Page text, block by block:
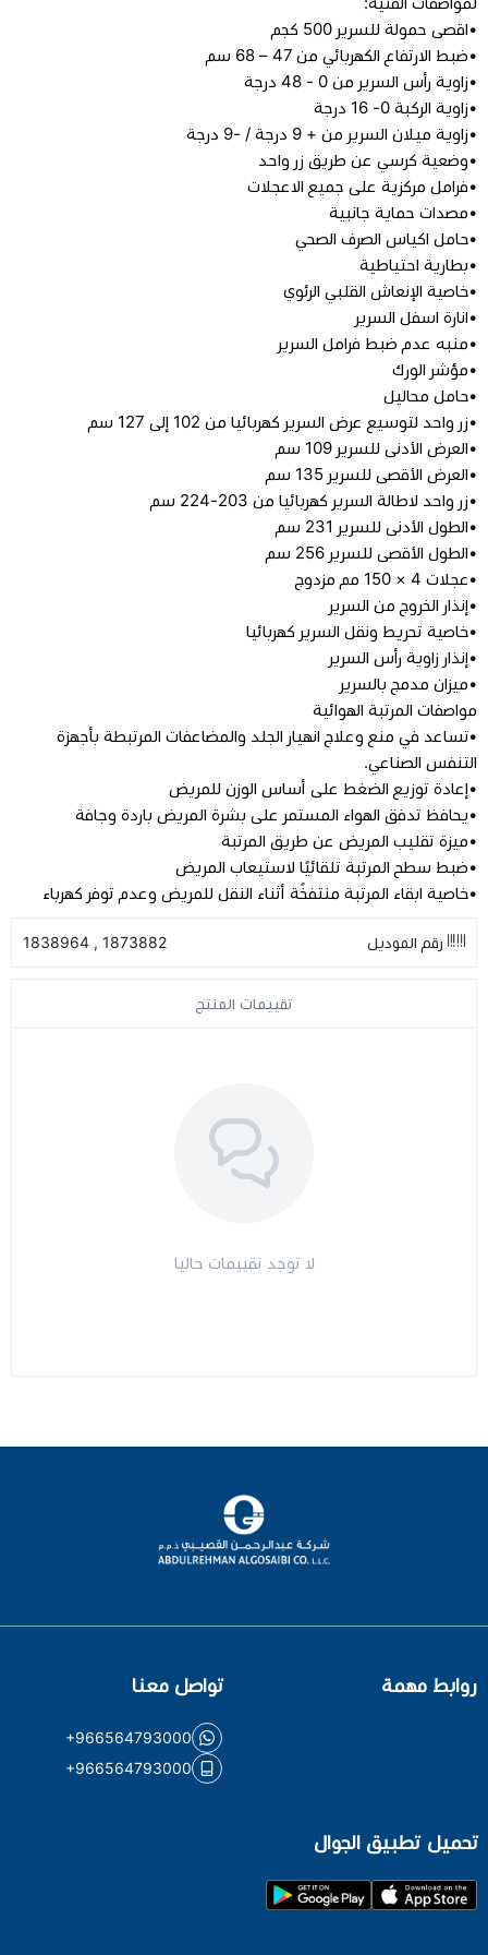
مراتب طبية
اجهزة السكر
اجهزة الضغط
اجهزة المؤشرات الحيوية
السماعات الطبية
الابر الطبية
•اقصى حمولة للسرير 500 كجم
•ضبط الارتفاع الكهربائي من 47 – 68 سم
•زاوية رأس السرير من 0 - 48 درجة
•زاوية الركبة 0- 16 درجة
•زاوية ميلان السرير من + 9 درجة / -9 درجة
•وضعية كرسي عن طريق زر واحد
•فرامل مركزية على جميع الاعجلات
•مصدات حماية جانبية
•حامل اكياس الصرف الصحي
•بطارية احتياطية
•خاصية الإنعاش القلبي الرئوي
•انارة اسفل السرير
•منبه عدم ضبط فرامل السرير
•مؤشر الورك
•حامل محاليل
•زر واحد لتوسيع عرض السرير كهربائيا من 102 إلى 127 سم
•العرض الأدنى للسرير 109 سم
•العرض الأقصى للسرير 135 سم
•زر واحد لاطالة السرير كهربائيا من 203-224 سم
•الطول الأدنى للسرير 231 سم
•الطول الأقصى للسرير 256 سم
•عجلات 4 × 150 مم مزدوج
•إنذار الخروج من السرير
•خاصية تحريط ونقل السرير كهربائيا
•إنذار زاوية رأس السرير
•ميزان مدمج بالسرير
مواصفات المرتبة الهوائية
•تساعد في منع وعلاج انهيار الجلد والمضاعفات المرتبطة بأجهزة
التنفس الصناعي.
•إعادة توزيع الضغط على أساس الوزن للمريض
•يحافظ تدفق الهواء المستمر على بشرة المريض باردة وجافة
•ميزة تقليب المريض عن طريق المرتبة
•ضبط سطح المرتبة تلقائيًا لاستيعاب المريض
•خاصية ابقاء المرتبة منتفخًة أثناء النقل للمريض وعدم توفر كهرباء
رقم الموديل 1873882 , 1838964
تقييمات المنتج
لا توجد تقييمات حاليا
روابط مهمة تواصل معنا
+966564793000
+966564793000
تحميل تطبيق الجوال